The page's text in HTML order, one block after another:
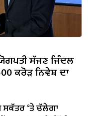
ਸੱਜਣ ਜਿੰਦਲ
ਕਰੋੜ ਨਿਵੇਸ਼ ਦਾ
ਸਕੱਤਰ ‘ਤੇ ਚੱਲੇਗਾ